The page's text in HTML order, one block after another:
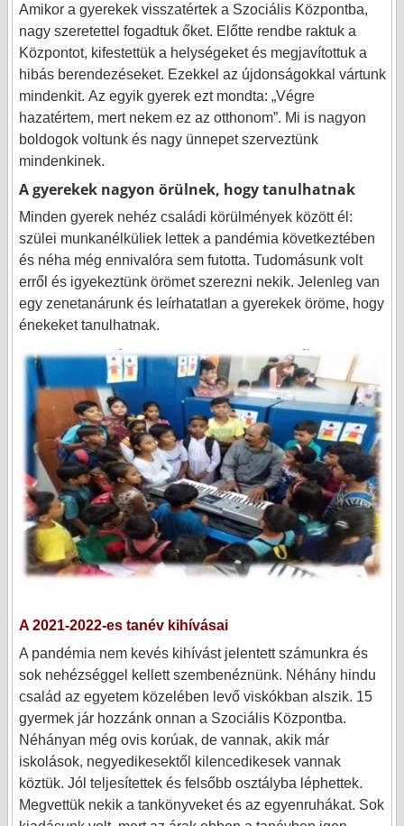
Amikor a gyerekek visszatértek a Szociális Központba,
nagy szeretettel fogadtuk őket. Előtte rendbe raktuk a
Központot, kifestettük a helységeket és megjavítottuk a
hibás berendezéseket. Ezekkel az újdonságokkal vártunk
mindenkit. Az egyik gyerek ezt mondta: „Végre
hazatértem, mert nekem ez az otthonom”. Mi is nagyon
boldogok voltunk és nagy ünnepet szerveztünk
mindenkinek.
A gyerekek nagyon örülnek, hogy tanulhatnak
Minden gyerek nehéz családi körülmények között él:
szülei munkanélküliek lettek a pandémia következtében
és néha még ennivalóra sem futotta. Tudomásunk volt
erről és igyekeztünk örömet szerezni nekik. Jelenleg van
egy zenetanárunk és leírhatatlan a gyerekek öröme, hogy
énekeket tanulhatnak.
A 2021-2022-es tanév kihívásai
A pandémia nem kevés kihívást jelentett számunkra és
sok nehézséggel kellett szembenéznünk. Néhány hindu
család az egyetem közelében levő viskókban alszik. 15
gyermek jár hozzánk onnan a Szociális Központba.
Néhányan még ovis korúak, de vannak, akik már
iskolások, negyedikesektől kilencedikesek vannak
köztük. Jól teljesítettek és felsőbb osztályba léphettek.
Megvettük nekik a tankönyveket és az egyenruhákat. Sok